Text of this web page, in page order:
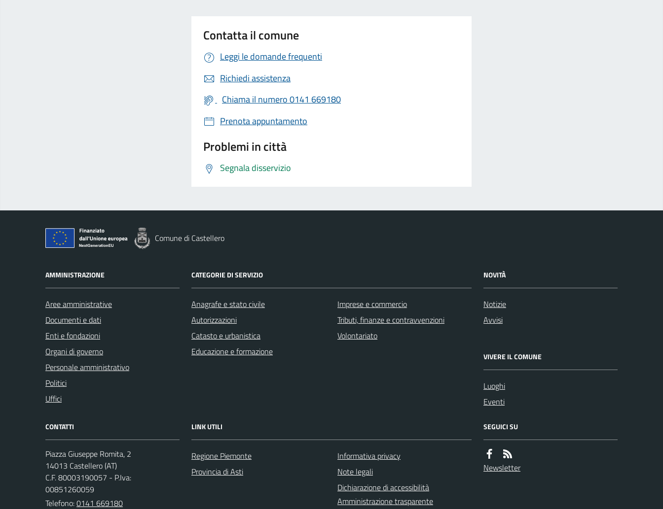
Contatta il comune
Leggi le domande frequenti
Richiedi assistenza
Chiama il numero 0141 669180
Prenota appuntamento
Problemi in città
Segnala disservizio
Comune di Castellero
AMMINISTRAZIONE
Aree amministrative
Documenti e dati
Enti e fondazioni
Organi di governo
Personale amministrativo
Politici
Uffici
CATEGORIE DI SERVIZIO
Anagrafe e stato civile
Autorizzazioni
Catasto e urbanistica
Educazione e formazione
Imprese e commercio
Tributi, finanze e contravvenzioni
Volontariato
NOVITÀ
Notizie
Avvisi
VIVERE IL COMUNE
Luoghi
Eventi
CONTATTI
Piazza Giuseppe Romita, 2
14013 Castellero (AT)
C.F. 80003190057 - P.Iva:
00851260059
Telefono:0141 669180
LINK UTILI
Regione Piemonte
Provincia di Asti
Informativa privacy
Note legali
Dichiarazione di accessibilità
Amministrazione trasparente
SEGUICI SU
Newsletter